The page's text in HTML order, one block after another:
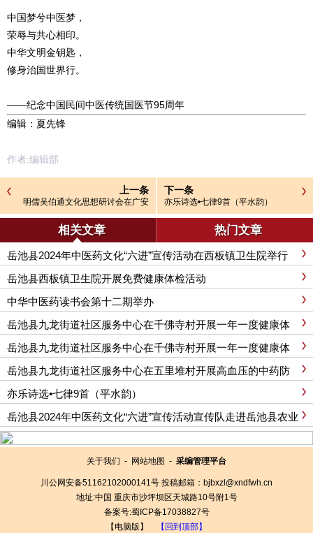
中国梦兮中医梦，
荣辱与共心相印。
中华文明金钥匙，
修身治国世界行。
——纪念中国民间中医传统国医节95周年
编辑：夏先锋
作者:编辑部
上一条
明儒吴伯通文化思想研讨会在广安
下一条
亦乐诗选•七律9首（平水韵）
相关文章 热门文章
岳池县2024年中医药文化“六进”宣传活动在西板镇卫生院举行
岳池县西板镇卫生院开展免费健康体检活动
中华中医药读书会第十二期举办
岳池县九龙街道社区服务中心在千佛寺村开展一年一度健康体
检活动
岳池县九龙街道社区服务中心在千佛寺村开展一年一度健康体
检活动
岳池县九龙街道社区服务中心在五里堆村开展高血压的中药防
治讲座
亦乐诗选•七律9首（平水韵）
岳池县2024年中医药文化“六进”宣传活动宣传队走进岳池县农业
投资发展公司
关于我们 - 网站地图 - 采编管理平台
川公网安备51162102000141号 投稿邮箱：bjbxzl@xndfwh.cn
地址:中国 重庆市沙坪坝区天城路10号附1号
备案号:蜀ICP备17038827号
【电脑版】
【回到顶部】